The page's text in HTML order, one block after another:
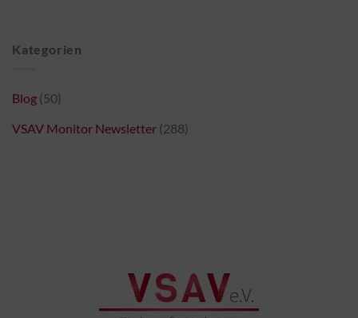
Kategorien
Blog (50)
VSAV Monitor Newsletter (288)